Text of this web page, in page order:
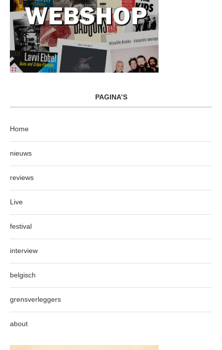
PAGINA’S
Home
nieuws
reviews
Live
festival
interview
belgisch
grensverleggers
about